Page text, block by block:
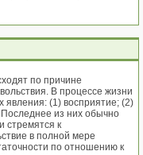
по причине
В процессе жизни
явления: (1) восприятие; (2)
из них обычно
стремятся к
в полной мере
по отношению к